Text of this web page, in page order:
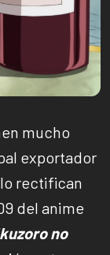
mucho
exportador
lo rectifican
del anime
no